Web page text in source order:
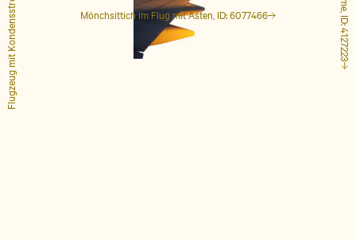
Mönchsittich im Flug mit Ästen, ID: 6077466